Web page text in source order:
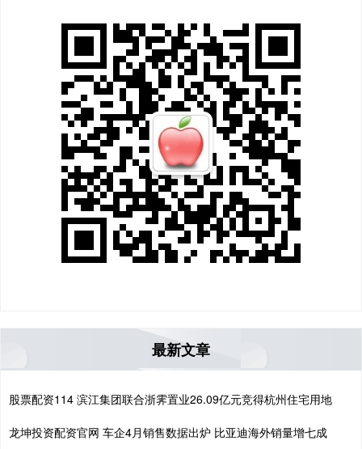
最新文章
股票配资114 滨江集团联合浙霁置业26.09亿元竞得杭州住宅用地
龙坤投资配资官网 车企4月销售数据出炉 比亚迪海外销量增七成